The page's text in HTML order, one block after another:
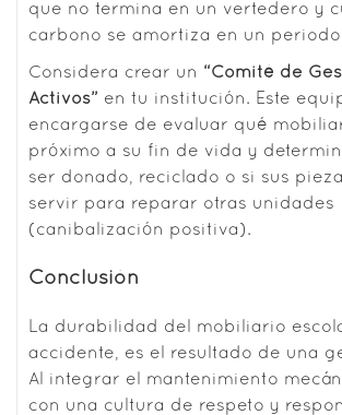
que no termina en un vertedero y
carbono se amortiza en un periodo
Considera crear un “Comité de
Activos” en tu institución. Este
encargarse de evaluar qué
próximo a su fin de vida y
ser donado, reciclado o si sus
servir para reparar otras unidades
(canibalización positiva).
Conclusión
La durabilidad del mobiliario
accidente, es el resultado de una
Al integrar el mantenimiento
con una cultura de respeto y